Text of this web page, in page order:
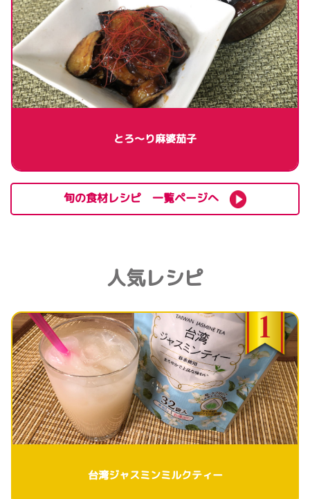
とろ～り麻婆茄子
旬の食材レシピ 一覧ページへ
人気レシピ
台湾ジャスミンミルクティー